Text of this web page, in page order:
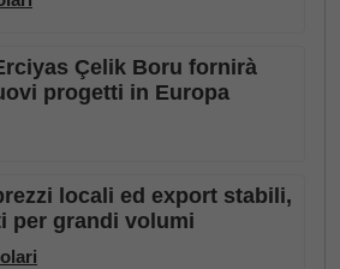
Çelik Boru fornirà
progetti in Europa
locali ed export stabili,
per grandi volumi